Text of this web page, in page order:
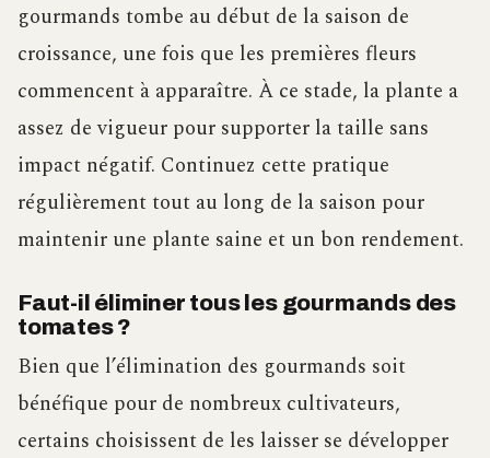
gourmands tombe au début de la saison de
croissance, une fois que les premières fleurs
commencent à apparaître. À ce stade, la plante a
assez de vigueur pour supporter la taille sans
impact négatif. Continuez cette pratique
régulièrement tout au long de la saison pour
maintenir une plante saine et un bon rendement.
Faut-il éliminer tous les gourmands des
tomates ?
Bien que l’élimination des gourmands soit
bénéfique pour de nombreux cultivateurs,
certains choisissent de les laisser se développer